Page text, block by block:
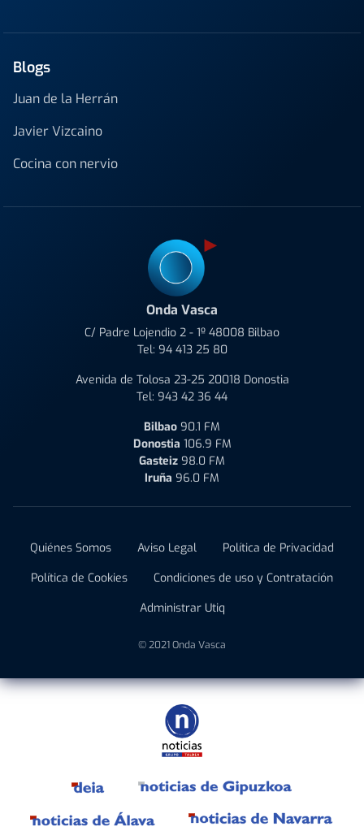
Blogs
Juan de la Herrán
Javier Vizcaino
Cocina con nervio
Onda Vasca
C/ Padre Lojendio 2 - 1º 48008 Bilbao
Tel: 94 413 25 80
Avenida de Tolosa 23-25 20018 Donostia
Tel: 943 42 36 44
Bilbao 90.1 FM
Donostia 106.9 FM
Gasteiz 98.0 FM
Iruña 96.0 FM
Quiénes Somos Aviso Legal
Política de Privacidad
Política de Cookies
Condiciones de uso y Contratación
Administrar Utiq
© 2021 Onda Vasca